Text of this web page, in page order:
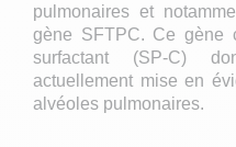
pulmonaires et
gène SFTPC. Ce gène
surfactant (SP-C)
actuellement mise en
alvéoles pulmonaires.